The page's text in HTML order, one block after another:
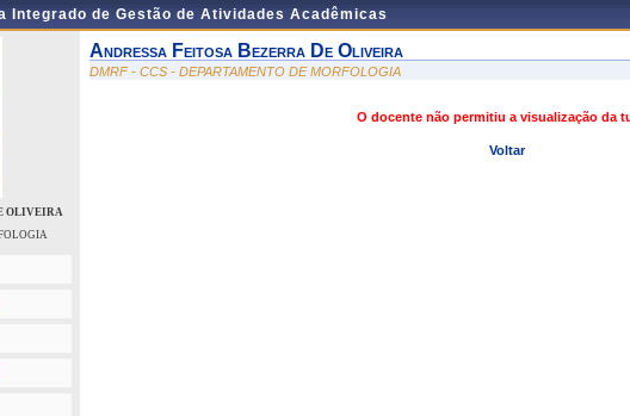
Integrado de Gestão de Atividades Acadêmicas
OLIVEIRA
Andressa Feitosa Bezerra De Oliveira
DMRF - CCS - DEPARTAMENTO DE MORFOLOGIA
O docente não permitiu a visualização da
Voltar